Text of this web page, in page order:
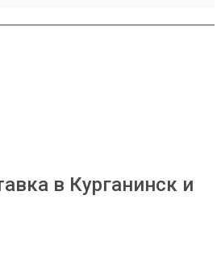
будням и до 19, как и я,
в Курганинск и